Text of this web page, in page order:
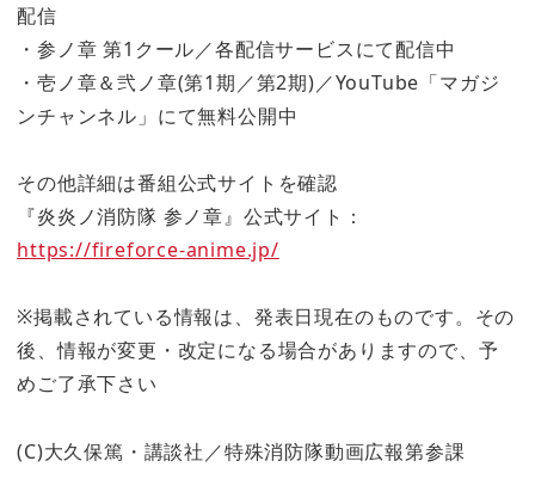
配信
・参ノ章 第1クール／各配信サービスにて配信中
・壱ノ章＆弐ノ章(第1期／第2期)／YouTube「マガジ
ンチャンネル」にて無料公開中
その他詳細は番組公式サイトを確認
『炎炎ノ消防隊 参ノ章』公式サイト：
https://fireforce-anime.jp/
※掲載されている情報は、発表日現在のものです。その
後、情報が変更・改定になる場合がありますので、予
めご了承下さい
(C)大久保篤・講談社／特殊消防隊動画広報第参課